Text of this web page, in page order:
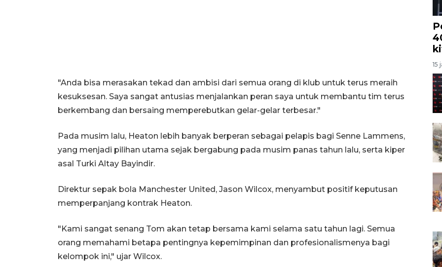
"Anda bisa merasakan tekad dan ambisi dari semua orang di klub untuk terus meraih
kesuksesan. Saya sangat antusias menjalankan peran saya untuk membantu tim terus
berkembang dan bersaing memperebutkan gelar-gelar terbesar."
Pada musim lalu, Heaton lebih banyak berperan sebagai pelapis bagi Senne Lammens,
yang menjadi pilihan utama sejak bergabung pada musim panas tahun lalu, serta kiper
asal Turki Altay Bayindir.
Direktur sepak bola Manchester United, Jason Wilcox, menyambut positif keputusan
memperpanjang kontrak Heaton.
"Kami sangat senang Tom akan tetap bersama kami selama satu tahun lagi. Semua
orang memahami betapa pentingnya kepemimpinan dan profesionalismenya bagi
kelompok ini," ujar Wilcox.
15